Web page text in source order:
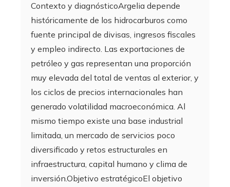
Contexto y diagnósticoArgelia depende
históricamente de los hidrocarburos como
fuente principal de divisas, ingresos fiscales
y empleo indirecto. Las exportaciones de
petróleo y gas representan una proporción
muy elevada del total de ventas al exterior, y
los ciclos de precios internacionales han
generado volatilidad macroeconómica. Al
mismo tiempo existe una base industrial
limitada, un mercado de servicios poco
diversificado y retos estructurales en
infraestructura, capital humano y clima de
inversión.Objetivo estratégicoEl objetivo